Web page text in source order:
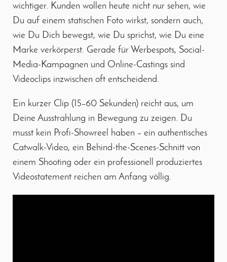
wichtiger. Kunden wollen heute nicht nur sehen, wie
Du auf einem statischen Foto wirkst, sondern auch,
wie Du Dich bewegst, wie Du sprichst, wie Du eine
Marke verkörperst. Gerade für Werbespots, Social-
Media-Kampagnen und Online-Castings sind
Videoclips inzwischen oft entscheidend.
Ein kurzer Clip (15–60 Sekunden) reicht aus, um
Deine Ausstrahlung in Bewegung zu zeigen. Du
musst kein Profi-Showreel haben – ein authentisches
Catwalk-Video, ein Behind-the-Scenes-Schnitt von
einem Shooting oder ein professionell produziertes
Videostatement reichen am Anfang völlig.